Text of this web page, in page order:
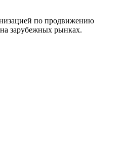
по продвижению
зарубежных рынках.